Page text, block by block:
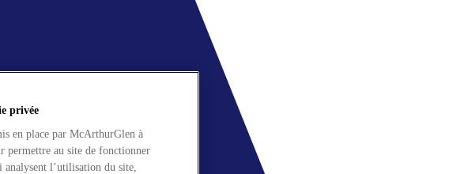
privée
en place par McArthurGlen à
permettre au site de fonctionner
analysent l’utilisation du site,